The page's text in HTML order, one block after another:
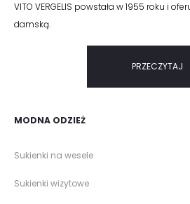
VITO VERGELIS powstała w 1955 roku i
damską.
PRZECZYTAJ
MODNA ODZIEŻ
Sukienki na wesele
Sukienki wizytowe